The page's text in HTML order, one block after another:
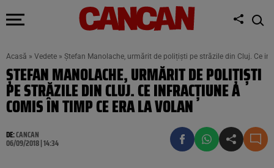
Acasă » Vedete » Ștefan Manolache, urmărit de polițiști pe străzile din Cluj. Ce
ȘTEFAN MANOLACHE, URMĂRIT DE POLIȚIȘTI
PE STRĂZILE DIN CLUJ. CE INFRACȚIUNE A
COMIS ÎN TIMP CE ERA LA VOLAN
DE:CANCAN
06/09/2018 | 14:34